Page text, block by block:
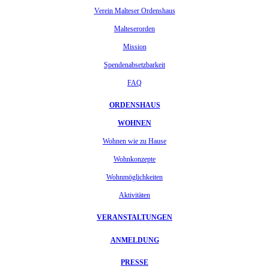
Verein Malteser Ordenshaus
Malteserorden
Mission
Spendenabsetzbarkeit
FAQ
ORDENSHAUS
WOHNEN
Wohnen wie zu Hause
Wohnkonzepte
Wohnmöglichkeiten
Aktivitäten
VERANSTALTUNGEN
ANMELDUNG
PRESSE